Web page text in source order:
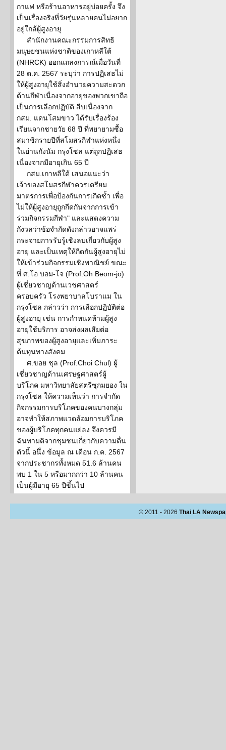
กาแฟ หรือร้านอาหารอยู่บ่อยครั้ง จึง
เป็นเรื่องจริงที่วัยรุ่นหลายคนไม่อยาก
อยู่ใกล้ผู้สูงอายุ
สำนักงานคณะกรรมการสิทธิ
มนุษยชนแห่งชาติของเกาหลีใต้
(NHRCK) ออกแถลงการณ์เมื่อวันที่
28 ต.ค. 2567 ระบุว่า การปฏิเสธไม่
ให้ผู้สูงอายุใช้สิ่งอำนวยความสะดวก
ด้านกีฬาเนื่องจากอายุของพวกเขาถือ
เป็นการเลือกปฏิบัติ สืบเนื่องจาก
กสม. แดนโสมขาว ได้รับเรื่องร้อง
เรียนจากชายวัย 68 ปี ที่พยายามซื้อ
สมาชิกรายปีที่สโมสรกีฬาแห่งหนึ่ง
ในย่านกังนัม กรุงโซล แต่ถูกปฏิเสธ
เนื่องจากมีอายุเกิน 65 ปี
กสม.เกาหลีใต้ เสนอแนะว่า
เจ้าของสโมสรกีฬาควรเตรียม
มาตรการเพื่อป้องกันการเกิดซ้ำ เพื่อ
ไม่ให้ผู้สูงอายุถูกกีดกันจากการเข้า
ร่วมกิจกรรมกีฬา" และแสดงความ
กังวลว่าข้อจำกัดดังกล่าวอาจแพร่
กระจายการรับรู้เชิงลบเกี่ยวกับผู้สูง
อายุ และเป็นเหตุให้กีดกันผู้สูงอายุไม่
ให้เข้าร่วมกิจกรรมเชิงพาณิชย์ ขณะ
ที่ ศ.โอ บอม-โจ (Prof.Oh Beom-jo)
ผู้เชี่ยวชาญด้านเวชศาสตร์
ครอบครัว โรงพยาบาลโบราแม ใน
กรุงโซล กล่าวว่า การเลือกปฏิบัติต่อ
ผู้สูงอายุ เช่น การกำหนดห้ามผู้สูง
อายุใช้บริการ อาจส่งผลเสียต่อ
สุขภาพของผู้สูงอายุและเพิ่มภาระ
ต้นทุนทางสังคม
ศ.ขอย ชุล (Prof.Choi Chul) ผู้
เชี่ยวชาญด้านเศรษฐศาสตร์ผู้
บริโภค มหาวิทยาลัยสตรีซุกมยอง ใน
กรุงโซล ให้ความเห็นว่า การจำกัด
กิจกรรมการบริโภคของคนบางกลุ่ม
อาจทำให้สภาพแวดล้อมการบริโภค
ของผู้บริโภคทุกคนแย่ลง จึงควรมี
ฉันทามติจากชุมชนเกี่ยวกับความตื่น
ตัวนี้ อนึ่ง ข้อมูล ณ เดือน ก.ค. 2567
จากประชากรทั้งหมด 51.6 ล้านคน
พบ 1 ใน 5 หรือมากกว่า 10 ล้านคน
เป็นผู้มีอายุ 65 ปีขึ้นไป
© 2011 - 2026 Thai LA